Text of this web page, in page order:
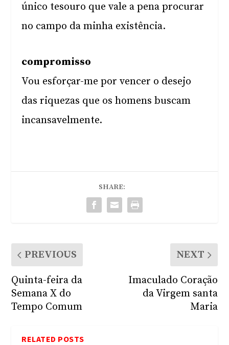
único tesouro que vale a pena procurar
no campo da minha existência.
compromisso
Vou esforçar-me por vencer o desejo
das riquezas que os homens buscam
incansavelmente.
SHARE:
PREVIOUS
Quinta-feira da
Semana X do
Tempo Comum
NEXT
Imaculado Coração
da Virgem santa
Maria
RELATED POSTS